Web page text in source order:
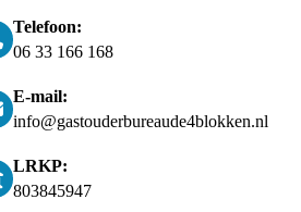
Telefoon:
06 33 166 168
E-mail:
info@gastouderbureaude4blokken.nl
LRKP:
803845947